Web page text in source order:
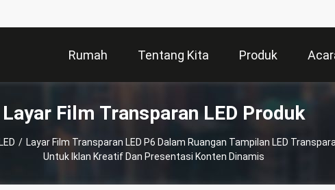
Rumah Tentang Kita Produk
Layar Film Transparan LED Produk
/ Layar Film Transparan LED P6 Dalam Ruangan Tampilan LED
Untuk Iklan Kreatif Dan Presentasi Konten Dinamis